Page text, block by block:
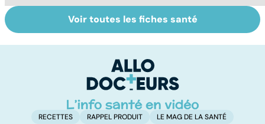
pilonidal, un
Tout savoir sur
les virus
Voir toutes les fiches santé
RECETTES RAPPEL PRODUIT
LE MAG DE LA SANTÉ